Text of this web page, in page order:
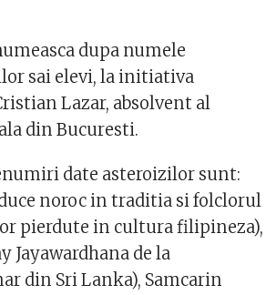
dupa numele
sai elevi, la initiativa
Lazar, absolvent al
din Bucuresti.
date asteroizilor sunt:
noroc in traditia si folclorul
pierdute in cultura filipineza),
Jayawardhana de la
din Sri Lanka), Samcarin